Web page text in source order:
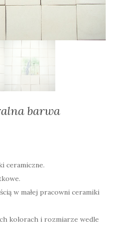
barwa
ceramiczne.
w małej pracowni ceramiki
kolorach i rozmiarze wedle